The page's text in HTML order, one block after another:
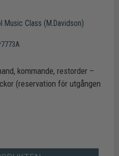
Class (M.Davidson)
kommande, restorder –
(reservation för utgången